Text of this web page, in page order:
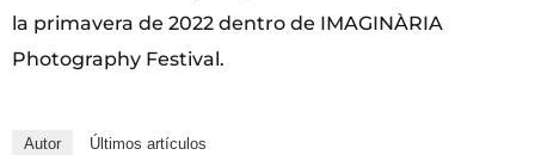
la primavera de 2022 dentro de IMAGINÀRIA
Photography Festival.
Autor Últimos artículos